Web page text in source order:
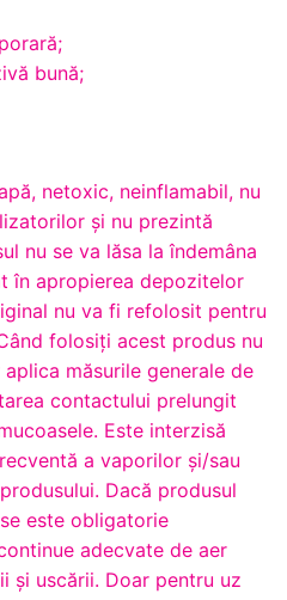
bună;
netoxic, neinflamabil, nu
şi nu prezintă
nu se va lăsa la îndemâna
în apropierea depozitelor
nu va fi refolosit pentru
folosiţi acest produs nu
măsurile generale de
contactului prelungit
Este interzisă
a vaporilor şi/sau
Dacă produsul
este obligatorie
adecvate de aer
şi uscării. Doar pentru uz